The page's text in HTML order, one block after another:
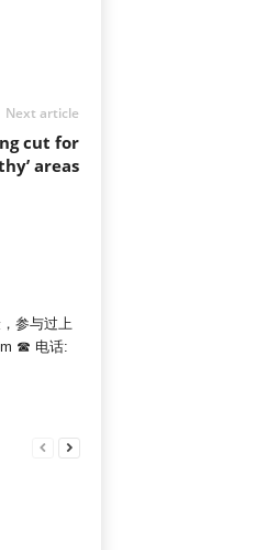
Next article
cut for
areas
参与过上
☎ 电话: